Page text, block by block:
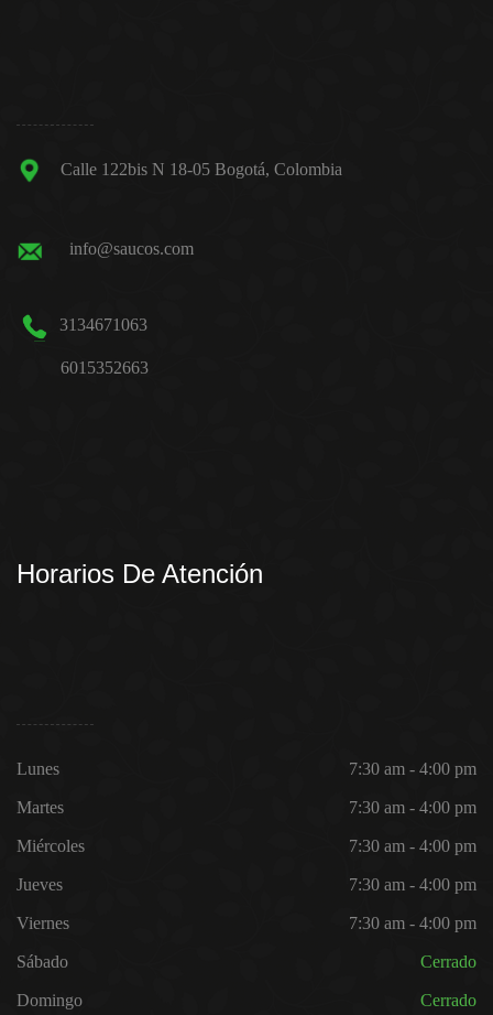
Calle 122bis N 18-05 Bogotá, Colombia
info@saucos.com
3134671063
6015352663
Horarios De Atención
Lunes 7:30 am - 4:00 pm
Martes 7:30 am - 4:00 pm
Miércoles 7:30 am - 4:00 pm
Jueves 7:30 am - 4:00 pm
Viernes 7:30 am - 4:00 pm
Sábado Cerrado
Domingo Cerrado